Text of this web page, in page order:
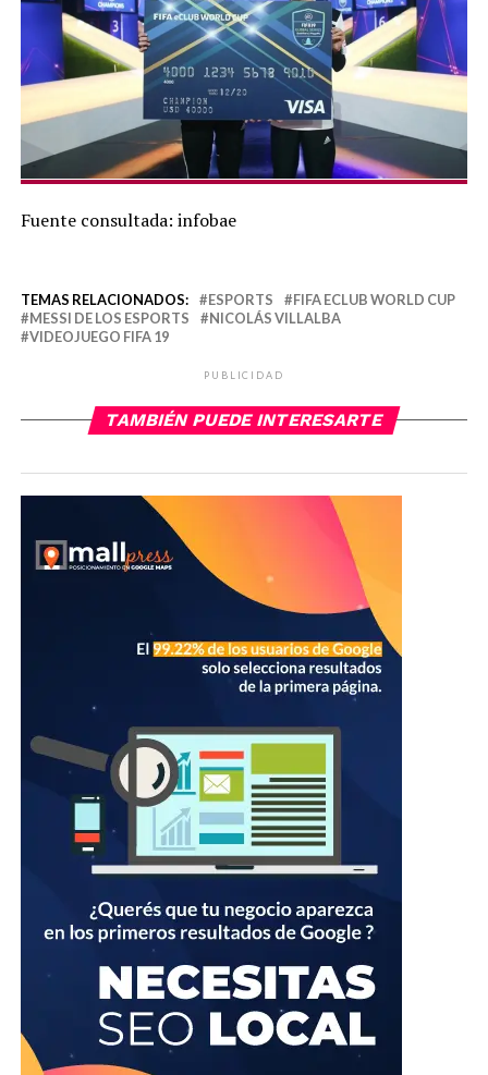
Fuente consultada: infobae
TEMAS RELACIONADOS: ESPORTS
FIFA ECLUB WORLD CUP
MESSI DE LOS ESPORTS
NICOLÁS VILLALBA
VIDEOJUEGO FIFA 19
PUBLICIDAD
TAMBIÉN PUEDE INTERESARTE